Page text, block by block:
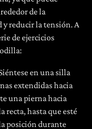
de la
reducir la tensión. A
de ejercicios
en una silla
extendidas hacia
una pierna hacia
recta, hasta que esté
posición durante